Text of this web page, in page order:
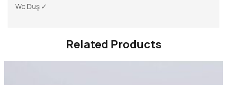
Wc Duş ✓
Related Products